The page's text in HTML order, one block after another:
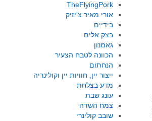
TheFlyingPork
אורי מאיר צ'יזיק
בידיים
בצק אלים
גאמנון
הכוונה לטבח הצעיר
הנחתום
ייצור יין, חוויות יין וקולינריה
מדע בצלחת
עונג שבת
צמח השדה
שובב קולינרי